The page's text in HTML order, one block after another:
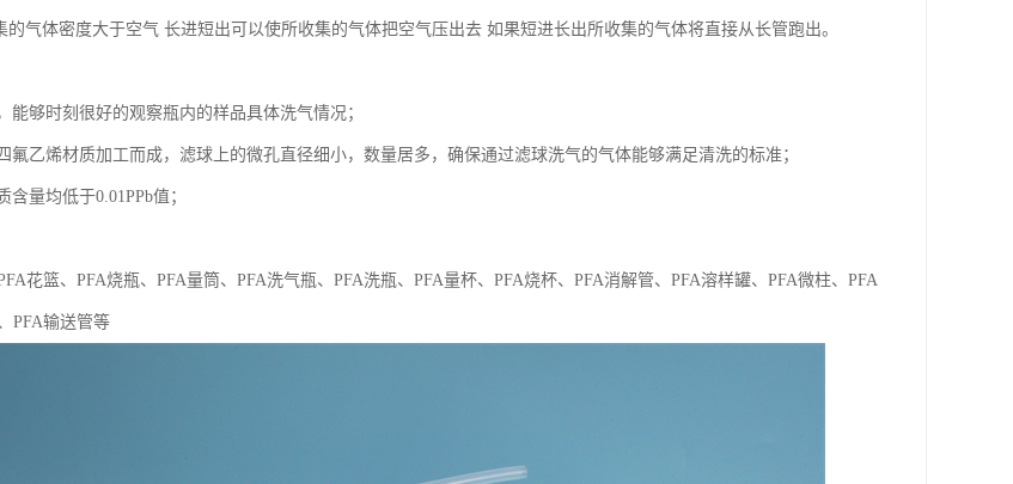
的气体密度大于空气 长进短出可以使所收集的气体把空气压出去 如果短进长出所收集的气体将直接从长管跑出。
能够时刻很好的观察瓶内的样品具体洗气情况；
氟乙烯材质加工而成，滤球上的微孔直径细小，数量居多，确保通过滤球洗气的气体能够满足清洗的标准；
量均低于0.01PPb值；
花篮、PFA烧瓶、PFA量筒、PFA洗气瓶、PFA洗瓶、PFA量杯、PFA烧杯、PFA消解管、PFA溶样罐、PFA微柱、PFA
PFA输送管等